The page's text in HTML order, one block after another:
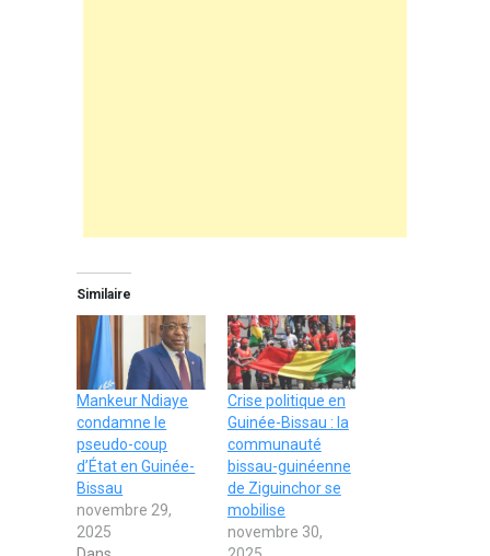
Similaire
Mankeur Ndiaye
condamne le
pseudo-coup
d’État en Guinée-
Bissau
novembre 29,
2025
Crise politique en
Guinée-Bissau : la
communauté
bissau-guinéenne
de Ziguinchor se
mobilise
novembre 30,